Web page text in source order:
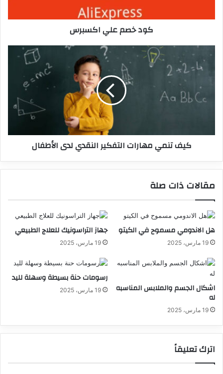
كود خصم علي اكسبرس
كيف تنمي مهارات التفكير النقدي لدى الأطفال
مقالات ذات صلة
هل الاندومي مسموح في الكيتو
19 مارس، 2025
جهاز التراسونيك للعلاج الطبيعي
19 مارس، 2025
اشكال الجسم والملابس المناسبه
له
19 مارس، 2025
رسومات حنة بسيطة وسهلة لليد
19 مارس، 2025
اترك تعليقاً